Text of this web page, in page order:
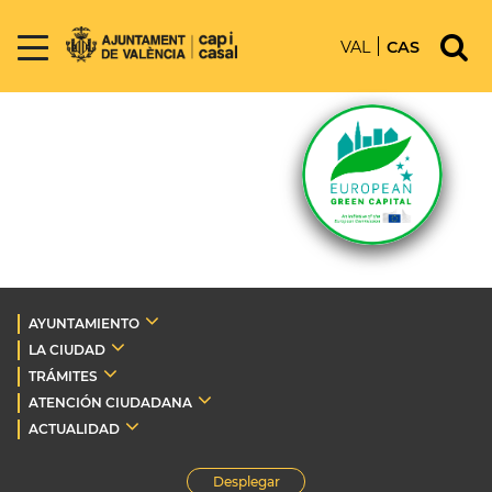
VAL CAS
AYUNTAMIENTO
LA CIUDAD
TRÁMITES
ATENCIÓN CIUDADANA
ACTUALIDAD
Desplegar